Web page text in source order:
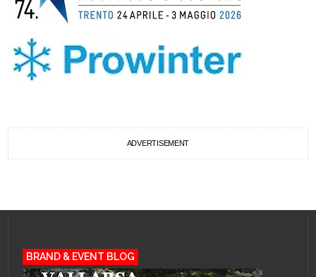
ADVERTISEMENT
BRAND & EVENT BLOG